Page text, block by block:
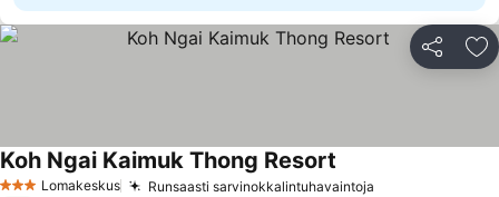
Jaa
3 Tähtiluokitus
Lomakeskus Runsaasti sarvinokkalintuhavaintoja
Koh Ngai Kaimuk Thong Resort